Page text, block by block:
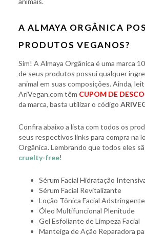
A ALMAYA ORGÂNICA
PRODUTOS VEGANOS?
Sim! A Almaya Orgânica é uma marca
de seus produtos possui qualquer
animal em suas composições. Ainda,
AriVegan.com têm CUPOM DE
da marca, basta utilizar o código
Confira abaixo a lista com todos os
seus respectivos links para compra na
Orgânica. Lembrando que todos eles
cruelty-free!
Sérum Facial Hidratação
Sérum Facial Revitalizante
Loção Tônica Facial Adstringente
Óleo Multifuncional Plenitude
Gel Esfoliante de Limpeza Facial
Manteiga de Ação Reparadora